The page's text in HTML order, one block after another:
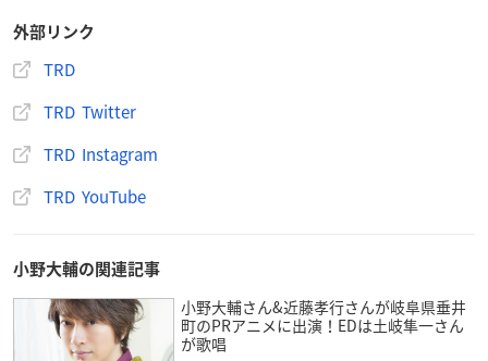
外部リンク
TRD
TRD Twitter
TRD Instagram
TRD YouTube
小野大輔の関連記事
小野大輔さん&近藤孝行さんが岐阜県垂井
町のPRアニメに出演！EDは土岐隼一さん
が歌唱